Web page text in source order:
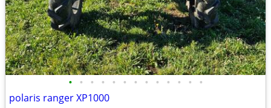
• • • • • • • • • • • • •
polaris ranger XP1000